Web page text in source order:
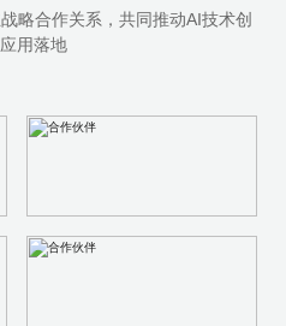
合作关系，共同推动AI技术创
用落地